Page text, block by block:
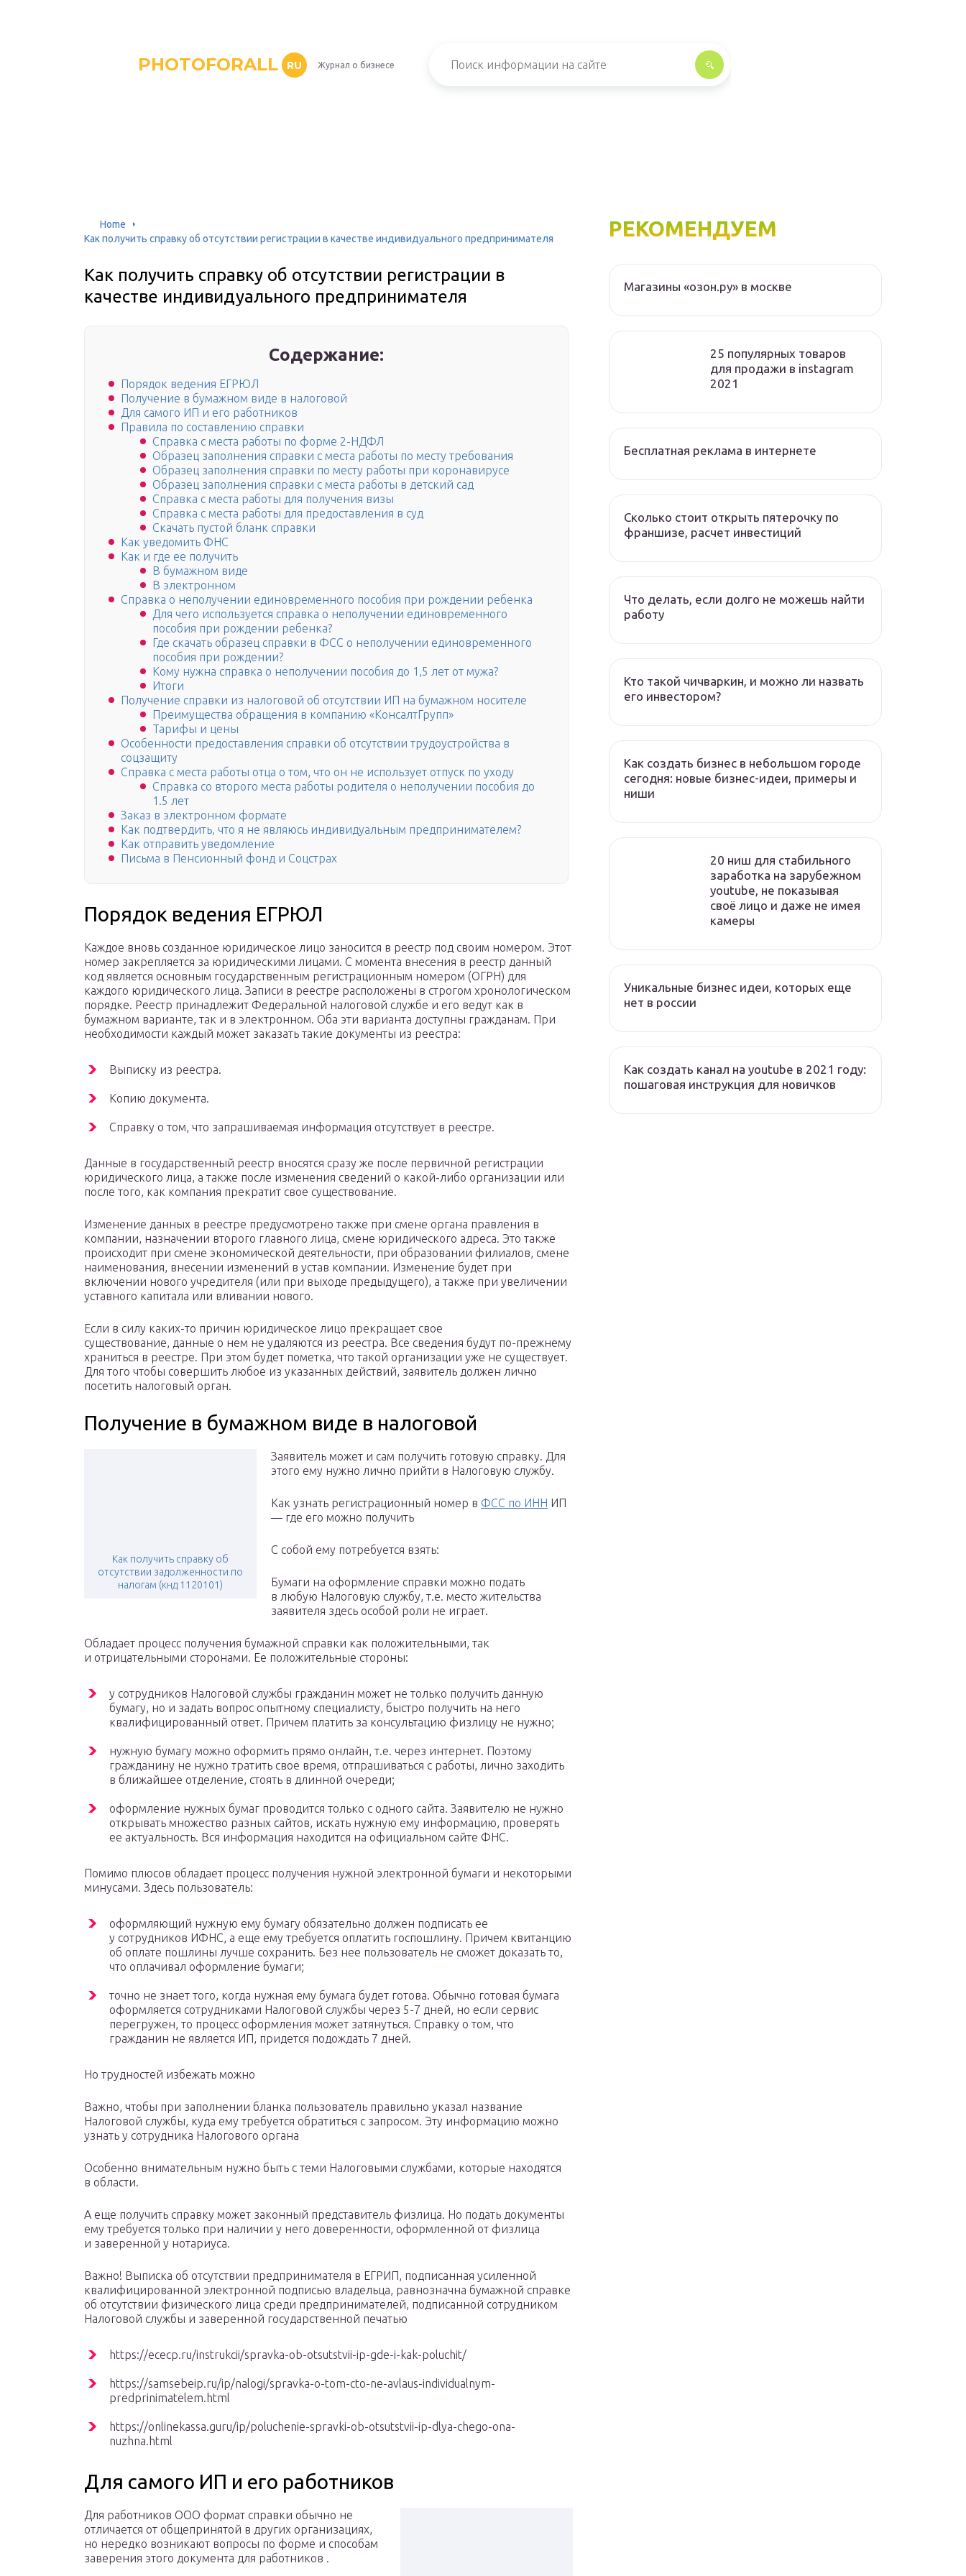
PHOTOFORALL RU Журнал о бизнесе
Home
Как получить справку об отсутствии регистрации в качестве индивидуального предпринимателя
Как получить справку об отсутствии регистрации в
качестве индивидуального предпринимателя
Содержание:
Порядок ведения ЕГРЮЛ
Получение в бумажном виде в налоговой
Для самого ИП и его работников
Правила по составлению справки
Справка с места работы по форме 2-НДФЛ
Образец заполнения справки с места работы по месту требования
Образец заполнения справки по месту работы при коронавирусе
Образец заполнения справки с места работы в детский сад
Справка с места работы для получения визы
Справка с места работы для предоставления в суд
Скачать пустой бланк справки
Как уведомить ФНС
Как и где ее получить
В бумажном виде
В электронном
Справка о неполучении единовременного пособия при рождении ребенка
Для чего используется справка о неполучении единовременного
пособия при рождении ребенка?
Где скачать образец справки в ФСС о неполучении единовременного
пособия при рождении?
Кому нужна справка о неполучении пособия до 1,5 лет от мужа?
Итоги
Получение справки из налоговой об отсутствии ИП на бумажном носителе
Преимущества обращения в компанию «КонсалтГрупп»
Тарифы и цены
Особенности предоставления справки об отсутствии трудоустройства в
соцзащиту
Справка с места работы отца о том, что он не использует отпуск по уходу
Справка со второго места работы родителя о неполучении пособия до
1.5 лет
Заказ в электронном формате
Как подтвердить, что я не являюсь индивидуальным предпринимателем?
Как отправить уведомление
Письма в Пенсионный фонд и Соцстрах
Порядок ведения ЕГРЮЛ
Каждое вновь созданное юридическое лицо заносится в реестр под своим номером. Этот
номер закрепляется за юридическими лицами. С момента внесения в реестр данный
код является основным государственным регистрационным номером (ОГРН) для
каждого юридического лица. Записи в реестре расположены в строгом хронологическом
порядке. Реестр принадлежит Федеральной налоговой службе и его ведут как в
бумажном варианте, так и в электронном. Оба эти варианта доступны гражданам. При
необходимости каждый может заказать такие документы из реестра:
Выписку из реестра.
Копию документа.
Справку о том, что запрашиваемая информация отсутствует в реестре.
Данные в государственный реестр вносятся сразу же после первичной регистрации
юридического лица, а также после изменения сведений о какой-либо организации или
после того, как компания прекратит свое существование.
Изменение данных в реестре предусмотрено также при смене органа правления в
компании, назначении второго главного лица, смене юридического адреса. Это также
происходит при смене экономической деятельности, при образовании филиалов, смене
наименования, внесении изменений в устав компании. Изменение будет при
включении нового учредителя (или при выходе предыдущего), а также при увеличении
уставного капитала или вливании нового.
Если в силу каких-то причин юридическое лицо прекращает свое
существование, данные о нем не удаляются из реестра. Все сведения будут по-прежнему
храниться в реестре. При этом будет пометка, что такой организации уже не существует.
Для того чтобы совершить любое из указанных действий, заявитель должен лично
посетить налоговый орган.
Получение в бумажном виде в налоговой
Как получить справку об
отсутствии задолженности по
налогам (кнд 1120101)
Заявитель может и сам получить готовую справку. Для
этого ему нужно лично прийти в Налоговую службу.
Как узнать регистрационный номер в ФСС по ИНН ИП
— где его можно получить
С собой ему потребуется взять:
Бумаги на оформление справки можно подать
в любую Налоговую службу, т.е. место жительства
заявителя здесь особой роли не играет.
Обладает процесс получения бумажной справки как положительными, так
и отрицательными сторонами. Ее положительные стороны:
у сотрудников Налоговой службы гражданин может не только получить данную
бумагу, но и задать вопрос опытному специалисту, быстро получить на него
квалифицированный ответ. Причем платить за консультацию физлицу не нужно;
нужную бумагу можно оформить прямо онлайн, т.е. через интернет. Поэтому
гражданину не нужно тратить свое время, отпрашиваться с работы, лично заходить
в ближайшее отделение, стоять в длинной очереди;
оформление нужных бумаг проводится только с одного сайта. Заявителю не нужно
открывать множество разных сайтов, искать нужную ему информацию, проверять
ее актуальность. Вся информация находится на официальном сайте ФНС.
Помимо плюсов обладает процесс получения нужной электронной бумаги и некоторыми
минусами. Здесь пользователь:
оформляющий нужную ему бумагу обязательно должен подписать ее
у сотрудников ИФНС, а еще ему требуется оплатить госпошлину. Причем квитанцию
об оплате пошлины лучше сохранить. Без нее пользователь не сможет доказать то,
что оплачивал оформление бумаги;
точно не знает того, когда нужная ему бумага будет готова. Обычно готовая бумага
оформляется сотрудниками Налоговой службы через 5-7 дней, но если сервис
перегружен, то процесс оформления может затянуться. Справку о том, что
гражданин не является ИП, придется подождать 7 дней.
Но трудностей избежать можно
Важно, чтобы при заполнении бланка пользователь правильно указал название
Налоговой службы, куда ему требуется обратиться с запросом. Эту информацию можно
узнать у сотрудника Налогового органа
Особенно внимательным нужно быть с теми Налоговыми службами, которые находятся
в области.
А еще получить справку может законный представитель физлица. Но подать документы
ему требуется только при наличии у него доверенности, оформленной от физлица
и заверенной у нотариуса.
Важно! Выписка об отсутствии предпринимателя в ЕГРИП, подписанная усиленной
квалифицированной электронной подписью владельца, равнозначна бумажной справке
об отсутствии физического лица среди предпринимателей, подписанной сотрудником
Налоговой службы и заверенной государственной печатью
https://ececp.ru/instrukcii/spravka-ob-otsutstvii-ip-gde-i-kak-poluchit/
https://samsebeip.ru/ip/nalogi/spravka-o-tom-cto-ne-avlaus-individualnym-
predprinimatelem.html
https://onlinekassa.guru/ip/poluchenie-spravki-ob-otsutstvii-ip-dlya-chego-ona-
nuzhna.html
Для самого ИП и его работников
Для работников ООО формат справки обычно не
отличается от общепринятой в других организациях,
но нередко возникают вопросы по форме и способам
заверения этого документа для работников .
РЕКОМЕНДУЕМ
Магазины «озон.ру» в москве
25 популярных товаров
для продажи в instagram
2021
Бесплатная реклама в интернете
Сколько стоит открыть пятерочку по
франшизе, расчет инвестиций
Что делать, если долго не можешь найти
работу
Кто такой чичваркин, и можно ли назвать
его инвестором?
Как создать бизнес в небольшом городе
сегодня: новые бизнес-идеи, примеры и
ниши
20 ниш для стабильного
заработка на зарубежном
youtube, не показывая
своё лицо и даже не имея
камеры
Уникальные бизнес идеи, которых еще
нет в россии
Как создать канал на youtube в 2021 году:
пошаговая инструкция для новичков